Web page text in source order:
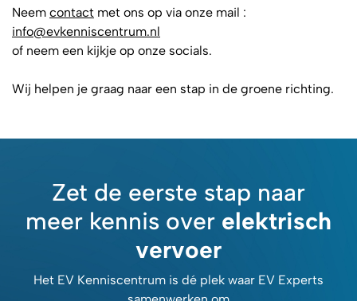
Neem contact met ons op via onze mail :
info@evkenniscentrum.nl
of neem een kijkje op onze socials.
Wij helpen je graag naar een stap in de groene richting.
Zet de eerste stap naar
meer kennis over elektrisch
vervoer
Het EV Kenniscentrum is dé plek waar EV Experts